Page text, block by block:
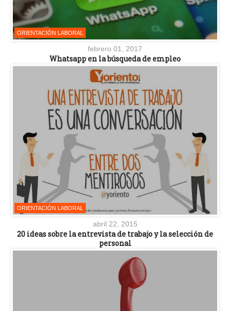
ORIENTACIÓN LABORAL
febrero 01, 2017
Whatsapp en la búsqueda de empleo
ORIENTACIÓN LABORAL
abril 22, 2015
20 ideas sobre la entrevista de trabajo y la selección de
personal